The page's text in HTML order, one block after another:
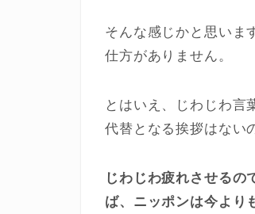
そんな感じかと思いま
仕方がありません。
とはいえ、じわじわ言
代替となる挨拶はない
じわじわ疲れさせるの
ば、ニッポンは今より